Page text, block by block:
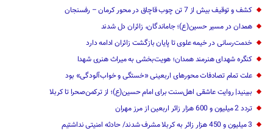
کشف و توقیف بیش از 7 تن چوب قاچاق در محور کرمان – رفسنجان
همدان در مسیر حسین(ع)؛ جاماندگان، زائران دل شدند
خدمت‌رسانی در خیمه علوی تا پایان بازگشت زائران ادامه دارد
کنگره شهدای هنرمند همدان؛ هویت‌بخشی به میراث هنری شهدا
علت تمام‌ تصادفات محورهای اربعینی‌ «خستگی و خواب‌آلودگی» ‌بود
ببینید| روایت عاشقی اهل‌سنت برای امام حسین(ع)؛ از ترکمن‌صحرا تا کربلا
تردد 2 میلیون و 600 هزار زائر اربعین از مرز مهران‌‌
3 میلیون و 450 هزار ‌زائر به کربلا مشرف شد‌ند/‌ حادثه امنیتی نداشتیم